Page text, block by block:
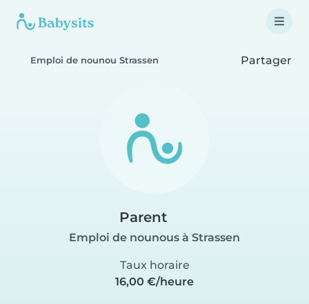
Emploi de nounou Strassen Partager
Parent
Emploi de nounous à Strassen
Taux horaire
16,00 €/heure